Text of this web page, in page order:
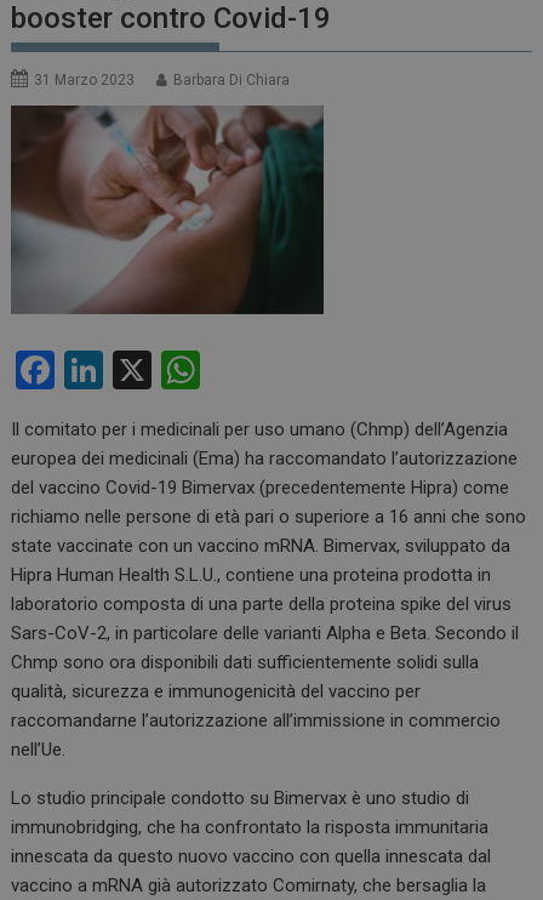
booster contro Covid-19
31 Marzo 2023 Barbara Di Chiara
F
ce
b
o
o
k
Li
ke
dI
n
X
at
s
A
p
p
Il comitato per i medicinali per uso umano (Chmp) dell’Agenzia
europea dei medicinali (Ema) ha raccomandato l’autorizzazione
del vaccino Covid-19 Bimervax (precedentemente Hipra) come
richiamo nelle persone di età pari o superiore a 16 anni che sono
state vaccinate con un vaccino mRNA. Bimervax, sviluppato da
Hipra Human Health S.L.U., contiene una proteina prodotta in
laboratorio composta di una parte della proteina spike del virus
Sars-CoV-2, in particolare delle varianti Alpha e Beta. Secondo il
Chmp sono ora disponibili dati sufficientemente solidi sulla
qualità, sicurezza e immunogenicità del vaccino per
raccomandarne l’autorizzazione all’immissione in commercio
nell’Ue.
Lo studio principale condotto su Bimervax è uno studio di
immunobridging, che ha confrontato la risposta immunitaria
innescata da questo nuovo vaccino con quella innescata dal
vaccino a mRNA già autorizzato Comirnaty, che bersaglia la